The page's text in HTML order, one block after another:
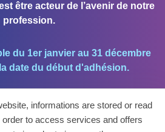
être acteur de l’avenir de notre
profession.
du 1er janvier au 31 décembre
date du début d'adhésion.
J'ADHÈRE !
informations are stored or read
to access services and offers